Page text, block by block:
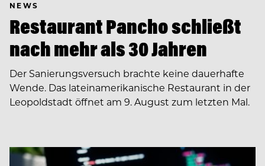
NEWS
Restaurant Pancho schließt
nach mehr als 30 Jahren
Der Sanierungsversuch brachte keine dauerhafte
Wende. Das lateinamerikanische Restaurant in der
Leopoldstadt öffnet am 9. August zum letzten Mal.